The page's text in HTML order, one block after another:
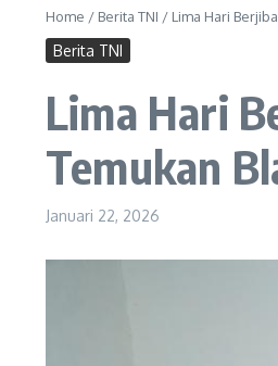
Home / Berita TNI / Lima Hari
Berita TNI
Lima Hari
Temukan
Januari 22, 2026